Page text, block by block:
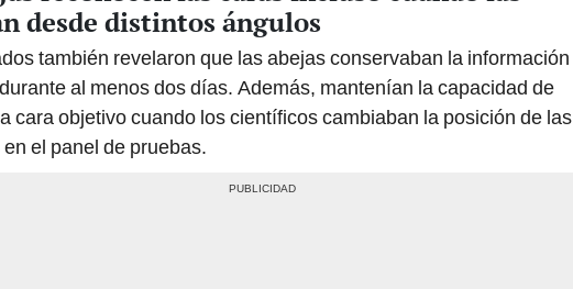
desde distintos ángulos
también revelaron que las abejas conservaban la información
al menos dos días. Además, mantenían la capacidad de
cara objetivo cuando los científicos cambiaban la posición de las
el panel de pruebas.